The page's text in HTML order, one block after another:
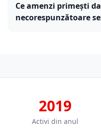
Ce amenzi primești
necorespunzătoare
2019
Activi din anul